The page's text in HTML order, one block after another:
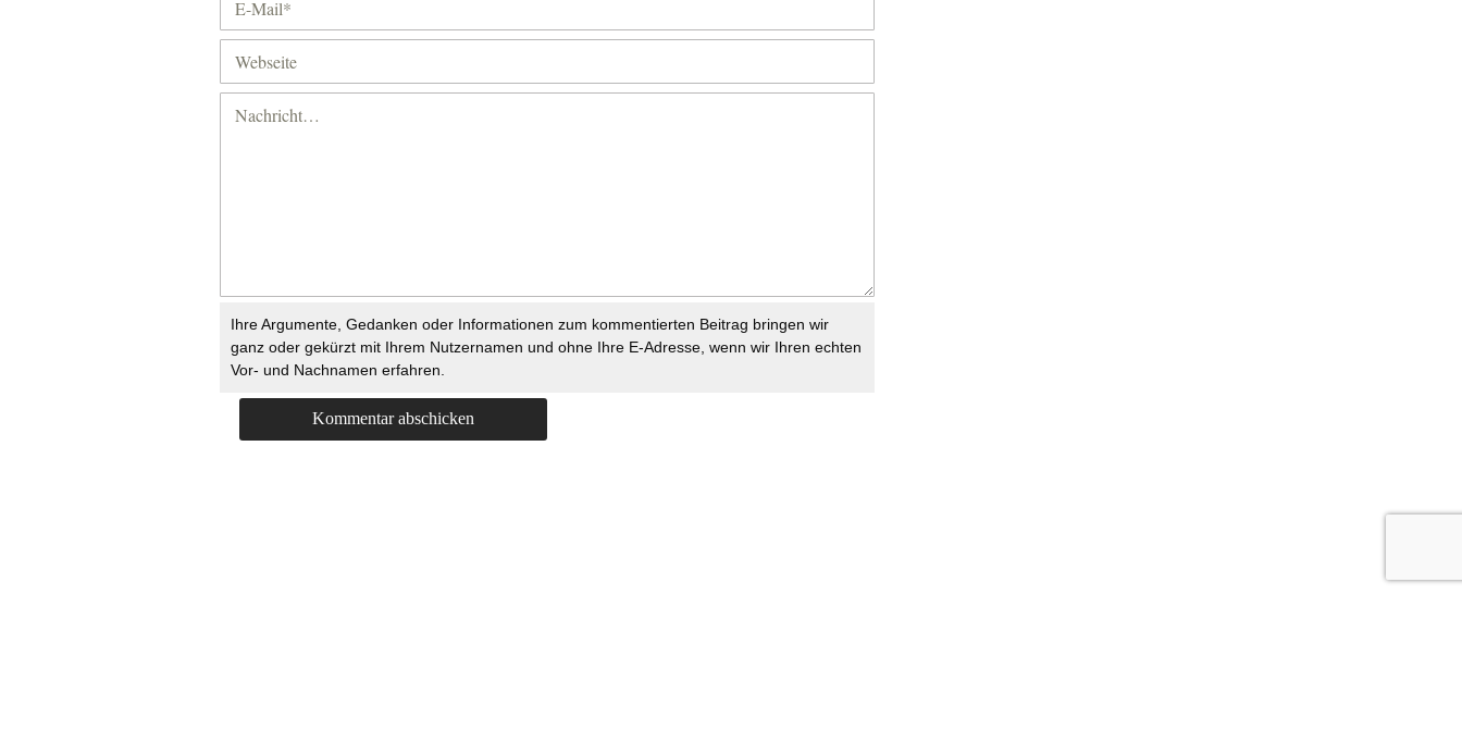
Ihre Argumente, Gedanken oder Informationen zum kommentierten Beitrag bringen wir
ganz oder gekürzt mit Ihrem Nutzernamen und ohne Ihre E-Adresse, wenn wir Ihren echten
Vor- und Nachnamen erfahren.